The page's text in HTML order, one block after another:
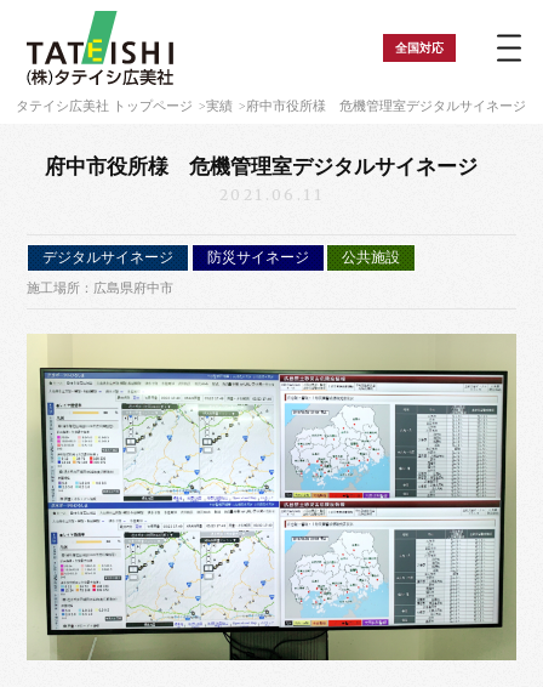
全国対応
タテイシ広美社 トップページ 実績 府中市役所様 危機管理室デジタルサイネージ
府中市役所様 危機管理室デジタルサイネージ
2021.06.11
デジタルサイネージ 防災サイネージ 公共施設
施工場所：広島県府中市